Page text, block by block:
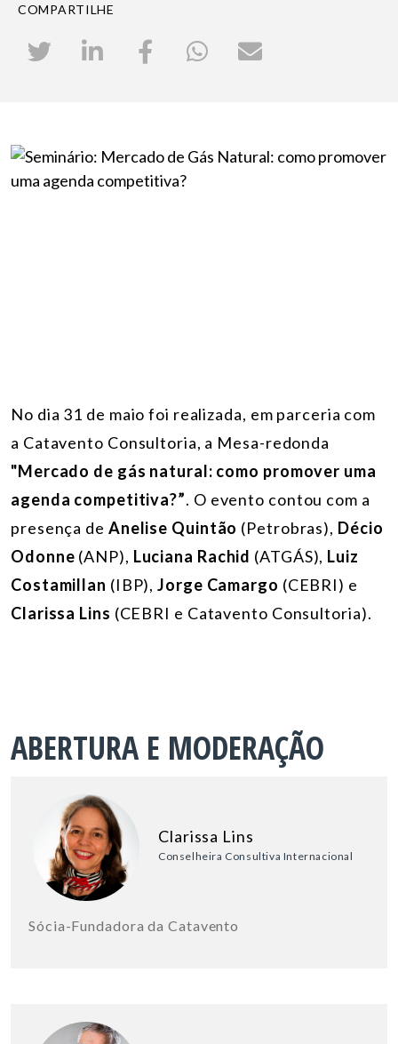
COMPARTILHE
No dia 31 de maio foi realizada, em parceria com
a Catavento Consultoria, a Mesa-redonda
"Mercado de gás natural: como promover uma
agenda competitiva?”. O evento contou com a
presença de Anelise Quintão (Petrobras), Décio
Odonne (ANP), Luciana Rachid (ATGÁS), Luiz
Costamillan (IBP),Jorge Camargo (CEBRI) e
Clarissa Lins (CEBRI e Catavento Consultoria).
ABERTURA E MODERAÇÃO
Clarissa Lins
Conselheira Consultiva Internacional
Sócia-Fundadora da Catavento